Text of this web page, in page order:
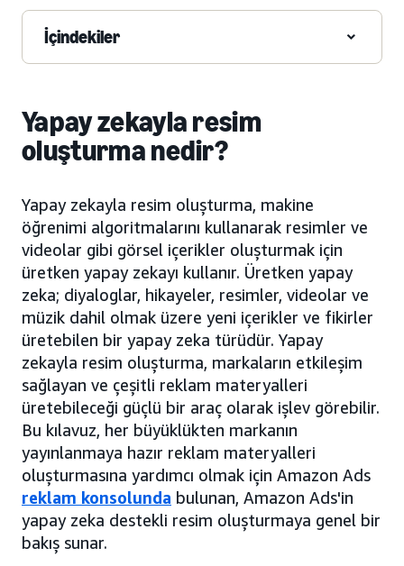
İçindekiler
Yapay zekayla resim
oluşturma nedir?
Yapay zekayla resim oluşturma, makine
öğrenimi algoritmalarını kullanarak resimler ve
videolar gibi görsel içerikler oluşturmak için
üretken yapay zekayı kullanır. Üretken yapay
zeka; diyaloglar, hikayeler, resimler, videolar ve
müzik dahil olmak üzere yeni içerikler ve fikirler
üretebilen bir yapay zeka türüdür. Yapay
zekayla resim oluşturma, markaların etkileşim
sağlayan ve çeşitli reklam materyalleri
üretebileceği güçlü bir araç olarak işlev görebilir.
Bu kılavuz, her büyüklükten markanın
yayınlanmaya hazır reklam materyalleri
oluşturmasına yardımcı olmak için Amazon Ads
reklam konsolunda bulunan, Amazon Ads'in
yapay zeka destekli resim oluşturmaya genel bir
bakış sunar.